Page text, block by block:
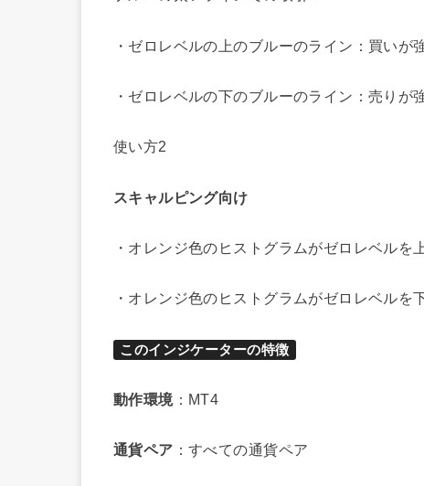
・ゼロレベルの上のブルーのライン：買いが
・ゼロレベルの下のブルーのライン：売りが
使い方2
スキャルピング向け
・オレンジ色のヒストグラムがゼロレベルを
・オレンジ色のヒストグラムがゼロレベルを
このインジケーターの特徴
動作環境：MT4
通貨ペア ：すべての通貨ペア